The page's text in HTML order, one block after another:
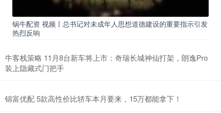
锅牛配资 视频丨总书记对未成年人思想道德建设的重要指示引发
热烈反响
牛客栈策略 11月8台新车将上市：奇瑞长城神仙打架，朗逸Pro
装上隐藏式门把手
锦富优配 5款高性价比轿车本月要来，15万都能拿下！